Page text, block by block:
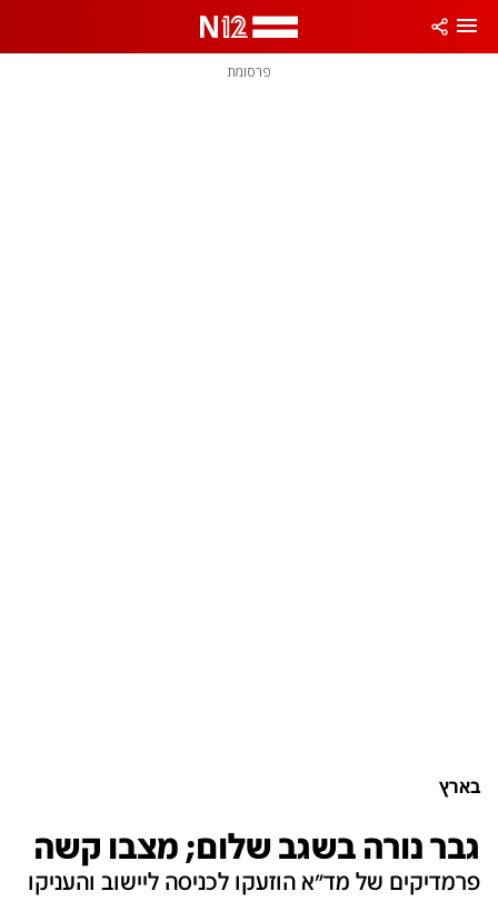
פרסומת
בארץ
גבר נורה בשגב שלום; מצבו קשה
פרמדיקים של מד"א הוזעקו לכניסה ליישוב והעניקו